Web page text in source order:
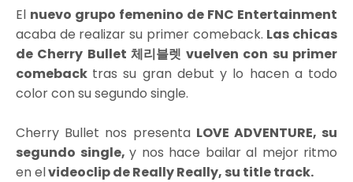
El nuevo grupo femenino de FNC Entertainment
acaba de realizar su primer comeback. Las chicas
de Cherry Bullet 체리블렛 vuelven con su primer
comeback tras su gran debut y lo hacen a todo
color con su segundo single.
Cherry Bullet nos presenta LOVE ADVENTURE, su
segundo single, y nos hace bailar al mejor ritmo
en elvideoclip de Really Really, su title track.